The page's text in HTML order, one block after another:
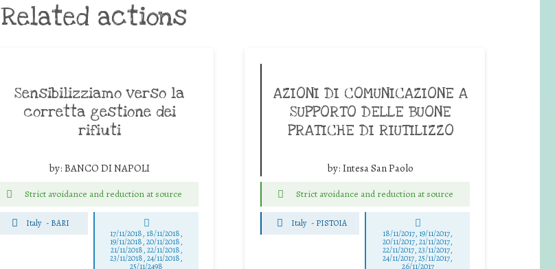
Related actions
Sensibilizziamo verso la
corretta gestione dei
rifiuti
by: BANCO DI NAPOLI
Strict avoidance and reduction at source
Italy - BARI
17/11/2018, 18/11/2018,
19/11/2018, 20/11/2018,
21/11/2018, 22/11/2018,
23/11/2018, 24/11/2018,
25/11/2498
AZIONI DI COMUNICAZIONE A
SUPPORTO DELLE BUONE
PRATICHE DI RIUTILIZZO
by: Intesa San Paolo
Strict avoidance and reduction at source
Italy - PISTOIA
18/11/2017, 19/11/2017,
20/11/2017, 21/11/2017,
22/11/2017, 23/11/2017,
24/11/2017, 25/11/2017,
26/11/2017